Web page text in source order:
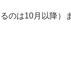
のは10月以降）